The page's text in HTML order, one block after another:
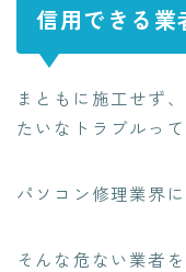
信用できる業
まともに施工せず
たいなトラブルっ
パソコン修理業界
そんな危ない業者